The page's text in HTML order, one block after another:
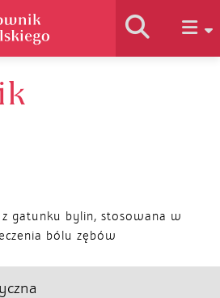
słownika
gatunku bylin, stosowana w
bólu zębów